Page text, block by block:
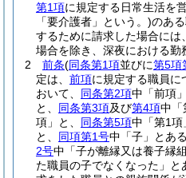
第1項に規定する日常生活を
「要介護者」という。)のあ
するために請求した場合に
場合を除き、深夜における勤
2
前条(同条第1項並びに第5項
定は、 前項に規定する職員に
おいて、 同条第2項中「前項
と、 同条第3項及び第4項中「
項」と、 同条第5項中「第1項
と、 同項第1号中「子」とあ
2号中「子が離縁又は養子縁
た職員の子でなくなった」